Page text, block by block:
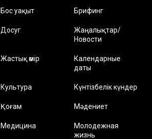
Бос уақыт Брифинг
Досуг
Жаңалықтар/
Новости
Жастық өмір
Календарные
даты
Культура Күнтізбелік күндер
Қоғам Мәдениет
Медицина
Молодежная
жизнь